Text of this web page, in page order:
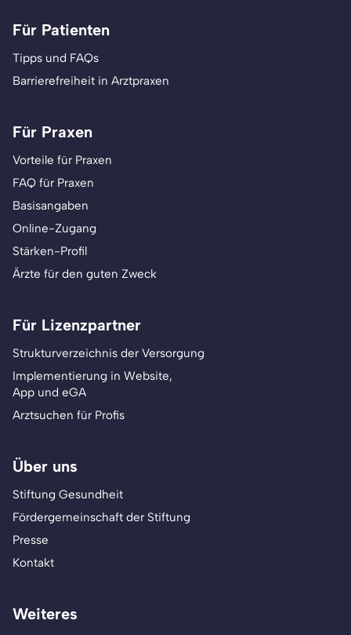
Für Patienten
Tipps und FAQs
Barrierefreiheit in Arztpraxen
Für Praxen
Vorteile für Praxen
FAQ für Praxen
Basisangaben
Online-Zugang
Stärken-Profil
Ärzte für den guten Zweck
Für Lizenzpartner
Strukturverzeichnis der Versorgung
Implementierung in Website,
App und eGA
Arztsuchen für Profis
Über uns
Stiftung Gesundheit
Fördergemeinschaft der Stiftung
Presse
Kontakt
Weiteres